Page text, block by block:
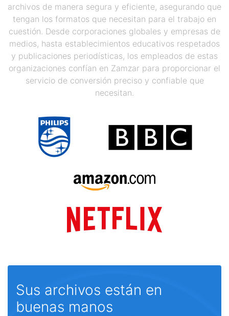
archivos de manera segura y eficiente, asegurando que
tengan los formatos que necesitan para el trabajo en
cuestión. Desde corporaciones globales y empresas de
medios, hasta establecimientos educativos respetados
y publicaciones periodísticas, los empleados de estas
organizaciones confían en Zamzar para proporcionar el
servicio de conversión preciso y confiable que
necesitan.
Sus archivos están en
buenas manos